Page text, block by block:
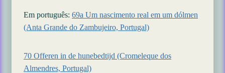
Em português: 69a Um nascimento real em um dólmen
(Anta Grande do Zambujeiro, Portugal)
70 Offeren in de hunebedtijd (Cromeleque dos
Almendres, Portugal)